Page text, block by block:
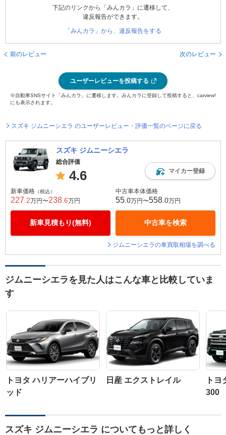
下記のリンクから「みんカラ」に遷移して、
違反報告ができます。
「みんカラ」から、違反報告をする
前のレビュー 次のレビュー
ユーザーレビューを投稿する
※自動車SNSサイト「みんカラ」に遷移します。みんカラに登録して投稿すると、carview!
にも表示されます。
スズキ ジムニーシエラ のユーザーレビュー・評価一覧のページに戻る
スズキ ジムニーシエラ
総合評価
4.6 マイカー登録
新車価格 （税込）
227 .2万円〜238 .6万円
新車見積もり(無料)
中古車本体価格
55 .0万円〜558 .0万円
中古車を検索
ジムニーシエラの車買取相場を調べる
ジムニーシエラを見た人はこんな車と比較していま
す
トヨタ ハリアーハイブリ
ッド
日産 エクストレイル
ト
300
スズキ ジムニーシエラ についてもっと詳しく